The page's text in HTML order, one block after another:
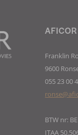
Franklin
9600
055 23 00
BTW nr:
ITAA